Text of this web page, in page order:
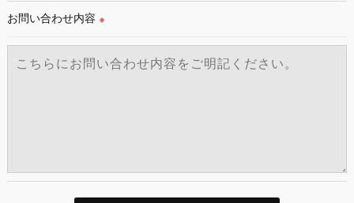
個人情報の開示･訂正･削除・利用停止の具体的手続きにつきま
しては、お電話でお問合せ下さい。
お問い合わせ内容 ※